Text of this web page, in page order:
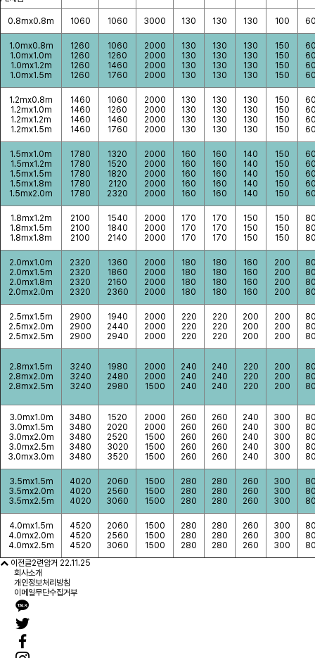
0.8mx0.8m 1060 1060 3000 130 130 130 100
1.0mx0.8m
1.0mx1.0m
1.0mx1.2m
1.0mx1.5m
1260
1260
1260
1260
1060
1260
1460
1760
2000
2000
2000
2000
130
130
130
130
130
130
130
130
130
130
130
130
150
150
150
150
1.2mx0.8m
1.2mx1.0m
1.2mx1.2m
1.2mx1.5m
1460
1460
1460
1460
1060
1260
1460
1760
2000
2000
2000
2000
130
130
130
130
130
130
130
130
130
130
130
130
150
150
150
150
1.5mx1.0m
1.5mx1.2m
1.5mx1.5m
1.5mx1.8m
1.5mx2.0m
1780
1780
1780
1780
1780
1320
1520
1820
2120
2320
2000
2000
2000
2000
2000
160
160
160
160
160
160
160
160
160
160
140
140
140
140
140
150
150
150
150
150
1.8mx1.2m
1.8mx1.5m
1.8mx1.8m
2100
2100
2100
1540
1840
2140
2000
2000
2000
170
170
170
170
170
170
150
150
150
150
150
150
2.0mx1.0m
2.0mx1.5m
2.0mx1.8m
2.0mx2.0m
2320
2320
2320
2320
1360
1860
2160
2360
2000
2000
2000
2000
180
180
180
180
180
180
180
180
160
160
160
160
200
200
200
200
2.5mx1.5m
2.5mx2.0m
2.5mx2.5m
2900
2900
2900
1940
2440
2940
2000
2000
2000
220
220
220
220
220
220
200
200
200
200
200
200
2.8mx1.5m
2.8mx2.0m
2.8mx2.5m
3240
3240
3240
1980
2480
2980
2000
2000
1500
240
240
240
240
240
240
220
220
220
200
200
200
3.0mx1.0m
3.0mx1.5m
3.0mx2.0m
3.0mx2.5m
3.0mx3.0m
3480
3480
3480
3480
3480
1520
2020
2520
3020
3520
2000
2000
1500
1500
1500
260
260
260
260
260
260
260
260
260
260
240
240
240
240
240
300
300
300
300
300
3.5mx1.5m
3.5mx2.0m
3.5mx2.5m
4020
4020
4020
2060
2560
3060
1500
1500
1500
280
280
280
280
280
280
260
260
260
300
300
300
4.0mx1.5m
4.0mx2.0m
4.0mx2.5m
4520
4520
4520
2060
2560
3060
1500
1500
1500
280
280
280
280
280
280
260
260
260
300
300
300
이전글2련암거 22.11.25
회사소개
개인정보처리방침
이메일무단수집거부